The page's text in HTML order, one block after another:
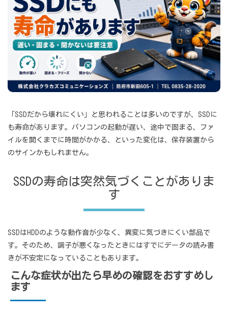
「SSDだから壊れにくい」と思われることは多いのですが、SSDに
も寿命があります。パソコンの起動が遅い、途中で固まる、ファ
イルを開くまでに時間がかかる、といった変化は、保存装置から
のサインかもしれません。
SSDの寿命は突然気づくことがありま
す
SSDはHDDのような動作音が少なく、異変に気づきにくい部品で
す。そのため、調子が悪くなったときにはすでにデータの読み書
きが不安定になっていることもあります。
こんな症状が出たら早めの確認をおすすめし
ます